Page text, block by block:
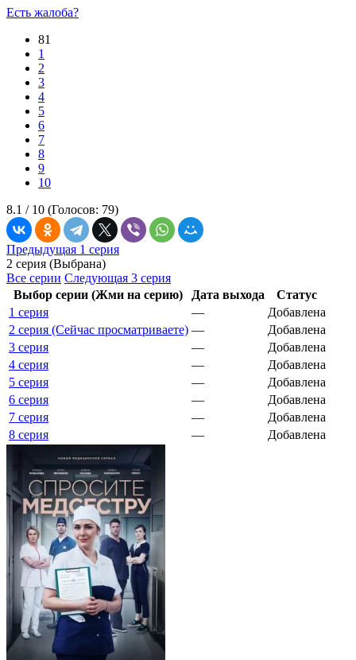
Есть жалоба?
81
1
2
3
4
5
6
7
8
9
10
8.1 / 10 (Голосов: 79)
Предыдущая 1 серия
2 серия (Выбрана)
Все серии Следующая 3 серия
Выбор серии (Жми на серию)
Дата выхода
Статус
1 серия
—
Добавлена
2 серия (Сейчас просматриваете) —
Добавлена
3 серия
—
Добавлена
4 серия
—
Добавлена
5 серия
—
Добавлена
6 серия
—
Добавлена
7 серия
—
Добавлена
8 серия
— Добавлена